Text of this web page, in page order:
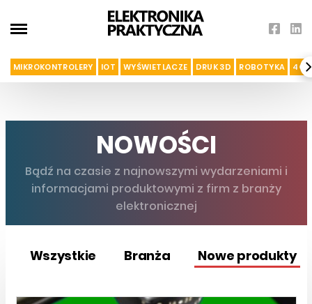
MIKROKONTROLERY IOT WYŚWIETLACZE DRUK 3D ROBOTYKA 4G I
NOWOŚCI
Bądź na czasie z najnowszymi wydarzeniami i
informacjami produktowymi z firm z branży
elektronicznej
Wszystkie Branża Nowe produkty